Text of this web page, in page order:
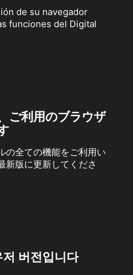
de su navegador
funciones del Digital
ご利用のブラウザ
の全ての機能をご利用い
新版に更新してくださ
버전입니다